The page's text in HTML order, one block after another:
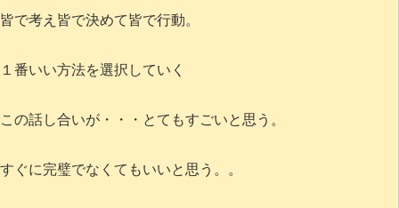
皆で考え皆で決めて皆で行動。
１番いい方法を選択していく
この話し合いが・・・とてもすごいと思う。
すぐに完璧でなくてもいいと思う。。